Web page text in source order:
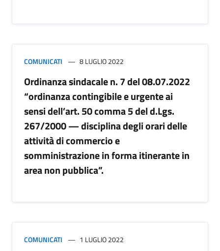
COMUNICATI 8 LUGLIO 2022
Ordinanza sindacale n. 7 del 08.07.2022
“ordinanza contingibile e urgente ai
sensi dell’art. 50 comma 5 del d.Lgs.
267/2000 — disciplina degli orari delle
attività di commercio e
somministrazione in forma itinerante in
area non pubblica”.
COMUNICATI 1 LUGLIO 2022